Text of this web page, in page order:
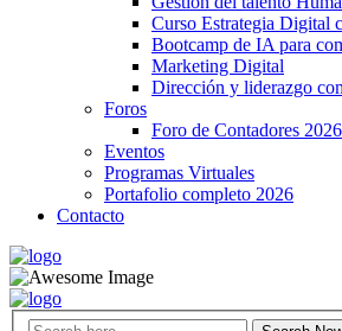
Curso Estrategia Digital
Bootcamp de IA para
Marketing Digital
Dirección y liderazgo
Foros
Foro de Contadores 2026
Eventos
Programas Virtuales
Portafolio completo 2026
Contacto